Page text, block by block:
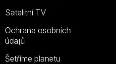
Satelitní TV
Ochrana osobních
údajů
Šetříme planetu